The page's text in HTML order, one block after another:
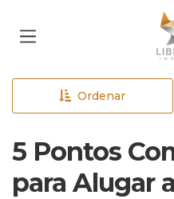
Ordenar
5 Pontos
para Alugar